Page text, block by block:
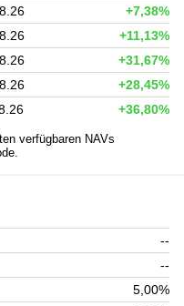
+7,38%
+11,13%
+31,67%
+28,45%
+36,80%
verfügbaren NAVs
--
--
5,00%